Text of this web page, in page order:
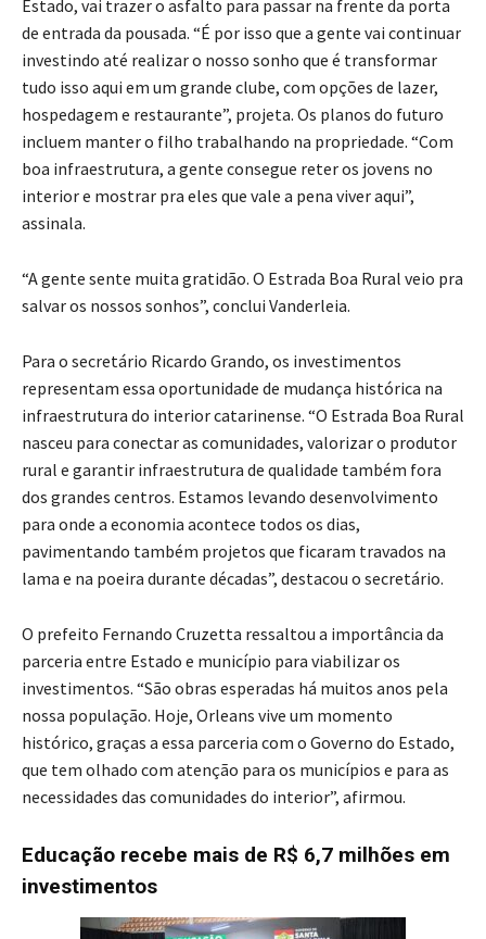
Estado, vai trazer o asfalto para passar na frente da porta
de entrada da pousada. “É por isso que a gente vai continuar
investindo até realizar o nosso sonho que é transformar
tudo isso aqui em um grande clube, com opções de lazer,
hospedagem e restaurante”, projeta. Os planos do futuro
incluem manter o filho trabalhando na propriedade. “Com
boa infraestrutura, a gente consegue reter os jovens no
interior e mostrar pra eles que vale a pena viver aqui”,
assinala.
“A gente sente muita gratidão. O Estrada Boa Rural veio pra
salvar os nossos sonhos”, conclui Vanderleia.
Para o secretário Ricardo Grando, os investimentos
representam essa oportunidade de mudança histórica na
infraestrutura do interior catarinense. “O Estrada Boa Rural
nasceu para conectar as comunidades, valorizar o produtor
rural e garantir infraestrutura de qualidade também fora
dos grandes centros. Estamos levando desenvolvimento
para onde a economia acontece todos os dias,
pavimentando também projetos que ficaram travados na
lama e na poeira durante décadas”, destacou o secretário.
O prefeito Fernando Cruzetta ressaltou a importância da
parceria entre Estado e município para viabilizar os
investimentos. “São obras esperadas há muitos anos pela
nossa população. Hoje, Orleans vive um momento
histórico, graças a essa parceria com o Governo do Estado,
que tem olhado com atenção para os municípios e para as
necessidades das comunidades do interior”, afirmou.
Educação recebe mais de R$ 6,7 milhões em
investimentos